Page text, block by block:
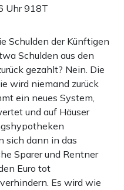
Uhr918T
Schulden der Künftigen
Schulden aus den
gezahlt? Nein. Die
wird niemand zurück
ein neues System,
und auf Häuser
sich dann in das
Sparer und Rentner
Euro tot
Es wird wie